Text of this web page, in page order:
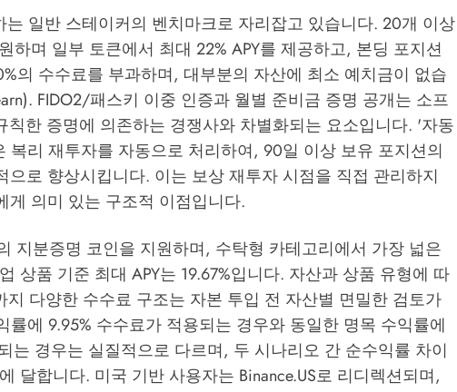
는 일반 스테이커의 벤치마크로 자리잡고 있습니다. 20개 이상
하며 일부 토큰에서 최대 22% APY를 제공하고, 본딩 포지션
의 수수료를 부과하며, 대부분의 자산에 최소 예치금이 없습
). FIDO2/패스키 이중 인증과 월별 준비금 증명 공개는 소프
칙한 증명에 의존하는 경쟁사와 차별화되는 요소입니다. '자동
복리 재투자를 자동으로 처리하여, 90일 이상 보유 포지션의
으로 향상시킵니다. 이는 보상 재투자 시점을 직접 관리하지
게 의미 있는 구조적 이점입니다.
지분증명 코인을 지원하며, 수탁형 카테고리에서 가장 넓은
상품 기준 최대 APY는 19.67%입니다. 자산과 상품 유형에 따
지 다양한 수수료 구조는 자본 투입 전 자산별 면밀한 검토가
률에 9.95% 수수료가 적용되는 경우와 동일한 명목 수익률에
는 경우는 실질적으로 다르며, 두 시나리오 간 순수익률 차이
달합니다. 미국 기반 사용자는 Binance.US로 리디렉션되며,